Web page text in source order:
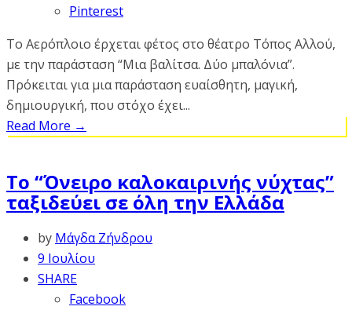
Pinterest
Το Αερόπλοιο έρχεται φέτος στο θέατρο Τόπος Αλλού,
με την παράσταση “Μια βαλίτσα. Δύο μπαλόνια”.
Πρόκειται για μια παράσταση ευαίσθητη, μαγική,
δημιουργική, που στόχο έχει...
Read More →
Το “Όνειρο καλοκαιρινής νύχτας”
ταξιδεύει σε όλη την Ελλάδα
by Μάγδα Ζήνδρου
9 Ιουλίου
SHARE
Facebook